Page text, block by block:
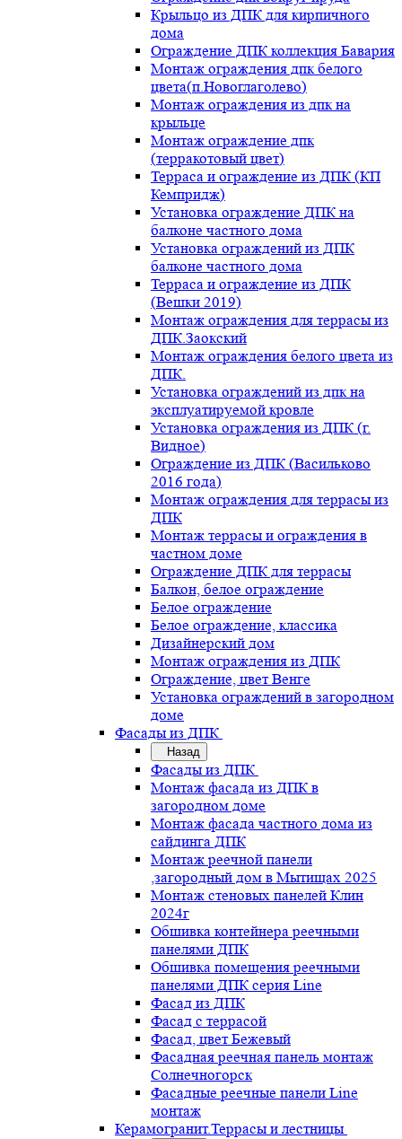
Крыльцо из ДПК для кирпичного
дома
Ограждение ДПК коллекция Бавария
Монтаж ограждения дпк белого
цвета(п.Новоглаголево)
Монтаж ограждения из дпк на
крыльце
Монтаж ограждение дпк
(терракотовый цвет)
Терраса и ограждение из ДПК (КП
Кемпридж)
Установка ограждение ДПК на
балконе частного дома
Установка ограждений из ДПК
балконе частного дома
Терраса и ограждение из ДПК
(Вешки 2019)
Монтаж ограждения для террасы из
ДПК.Заокский
Монтаж ограждения белого цвета из
ДПК.
Установка ограждений из дпк на
эксплуатируемой кровле
Установка ограждения из ДПК (г.
Видное)
Ограждение из ДПК (Васильково
2016 года)
Монтаж ограждения для террасы из
ДПК
Монтаж террасы и ограждения в
частном доме
Ограждение ДПК для террасы
Балкон, белое ограждение
Белое ограждение
Белое ограждение, классика
Дизайнерский дом
Монтаж ограждения из ДПК
Ограждение, цвет Венге
Установка ограждений в загородном
доме
Фасады из ДПК
Назад
Фасады из ДПК
Монтаж фасада из ДПК в
загородном доме
Монтаж фасада частного дома из
сайдинга ДПК
Монтаж реечной панели
,загородный дом в Мытищах 2025
Монтаж стеновых панелей Клин
2024г
Обшивка контейнера реечными
панелями ДПК
Обшивка помещения реечными
панелями ДПК серия Line
Фасад из ДПК
Фасад с террасой
Фасад, цвет Бежевый
Фасадная реечная панель монтаж
Солнечногорск
Фасадные реечные панели Line
монтаж
Керамогранит.Террасы и лестницы